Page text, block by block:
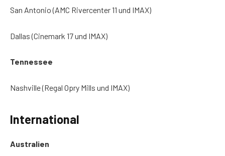
San Antonio (AMC Rivercenter 11 und IMAX)
Dallas (Cinemark 17 und IMAX)
Tennessee
Nashville (Regal Opry Mills und IMAX)
International
Australien